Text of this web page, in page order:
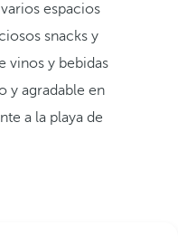
varios espacios
snacks y
vinos y bebidas
y agradable en
a la playa de